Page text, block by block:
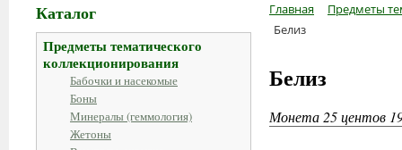
Каталог
Предметы тематического
коллекционирования
Бабочки и насекомые
Боны
Минералы (геммология)
Жетоны
Главная
Предметы
Белиз
Белиз
Монета 25 центов